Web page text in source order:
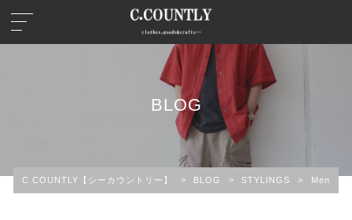
BLOG
C.COUNTLY【シーカウントリー】 > BLOG > STYLINGS > Men’s